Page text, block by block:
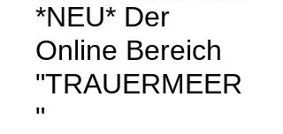
*NEU* Der
Online Bereich
"TRAUERMEER
"